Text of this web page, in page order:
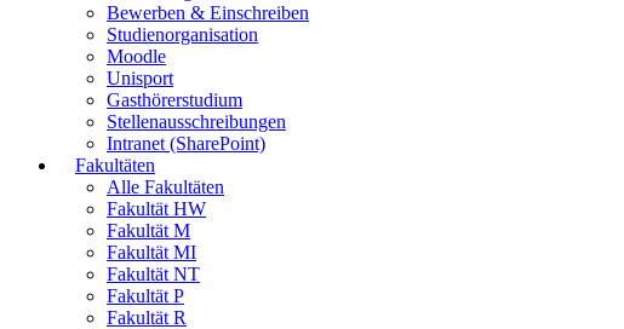
Bewerben & Einschreiben
Studienorganisation
Moodle
Unisport
Gasthörerstudium
Stellenausschreibungen
Intranet (SharePoint)
Fakultäten
Alle Fakultäten
Fakultät HW
Fakultät M
Fakultät MI
Fakultät NT
Fakultät P
Fakultät R